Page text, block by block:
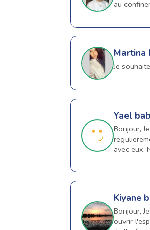
au
Martina
Je
Yael
Bonjour,
avec eux.
Kiyane
Bonjour,
ouvrir